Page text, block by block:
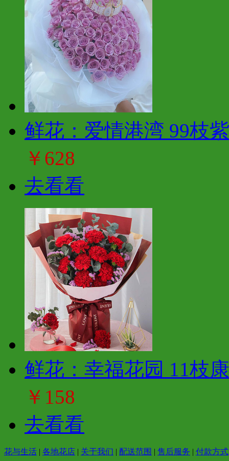
鲜花：爱情港湾 99枝
￥628
去看看
鲜花：幸福花园 11枝
￥158
去看看
花与生活 | 各地花店 | 关于我们 | 配送范围 | 售后服务 | 付款方式